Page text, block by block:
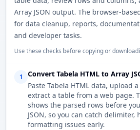
Array JSON output. The browser-
for data cleanup, reports,
and developer tasks.
Use these checks before copying or
1
Convert Tabela HTML to Array
Paste Tabela HTML data, upload
extract a table from a web page.
shows the parsed rows before
JSON, so you can catch delimiter,
formatting issues early.